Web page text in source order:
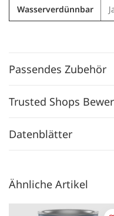
Wasserverdünnbar
Passendes Zubehör
Trusted Shops
Datenblätter
Ähnliche Artikel